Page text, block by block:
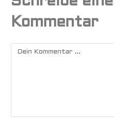
Kommentar